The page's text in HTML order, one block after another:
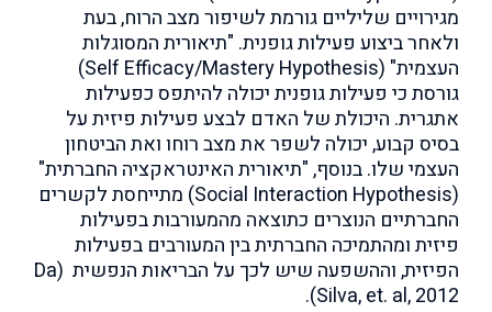
מגירויים שליליים גורמת לשיפור מצב הרוח, בעת
ולאחר ביצוע פעילות גופנית. "תיאורית המסוגלות
העצמית" (Self Efficacy/Mastery Hypothesis)
גורסת כי פעילות גופנית יכולה להיתפס כפעילות
אתגרית. היכולת של האדם לבצע פעילות פיזית על
בסיס קבוע, יכולה לשפר את מצב רוחו ואת הביטחון
העצמי שלו. בנוסף, "תיאורית האינטראקציה החברתית"
(Social Interaction Hypothesis) מתייחסת לקשרים
החברתיים הנוצרים כתוצאה מהמעורבות בפעילות
פיזית ומהתמיכה החברתית בין המעורבים בפעילות
הפיזית, וההשפעה שיש לכך על הבריאות הנפשית (Da
Silva, et. al, 2012).